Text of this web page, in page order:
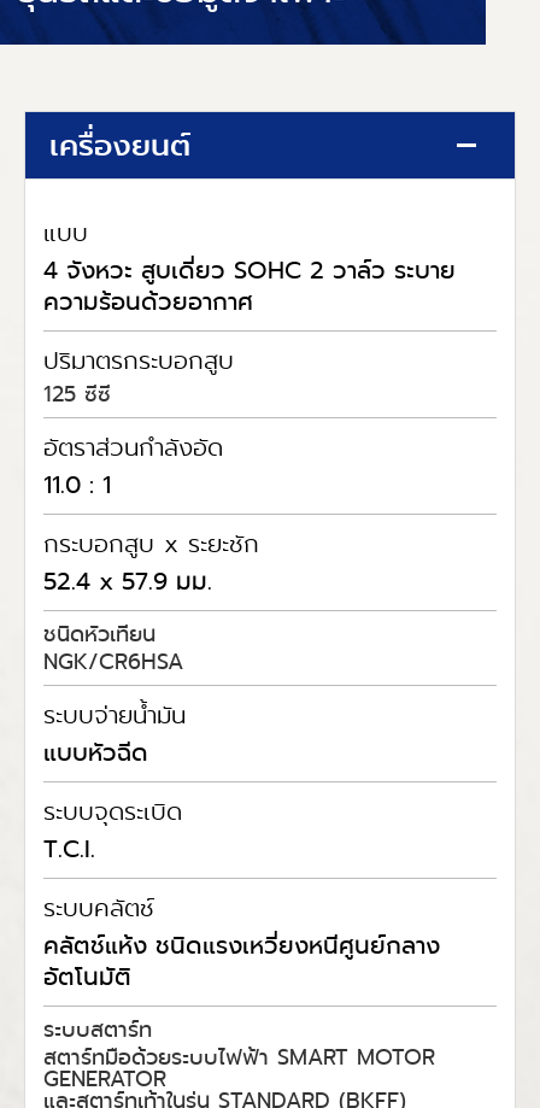
เครื่องยนต์
แบบ
4 จังหวะ สูบเดี่ยว SOHC 2 วาล์ว ระบาย
ความร้อนด้วยอากาศ
ปริมาตรกระบอกสูบ
125 ซีซี
อัตราส่วนกำลังอัด
11.0 : 1
กระบอกสูบ x ระยะชัก
52.4 x 57.9 มม.
ชนิดหัวเทียน
NGK/CR6HSA
ระบบจ่ายน้ำมัน
แบบหัวฉีด
ระบบจุดระเบิด
T.C.I.
ระบบคลัตช์
คลัตช์แห้ง ชนิดแรงเหวี่ยงหนีศูนย์กลาง
อัตโนมัติ
ระบบสตาร์ท
สตาร์ทมือด้วยระบบไฟฟ้า SMART MOTOR
GENERATOR
และสตาร์ทเท้าในรุ่น STANDARD (BKFF)